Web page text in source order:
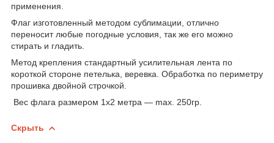
применения.
Флаг изготовленный методом сублимации, отлично
переносит любые погодные условия, так же его можно
стирать и гладить.
Метод крепления стандартный усилительная лента по
короткой стороне петелька, веревка. Обработка по периметру
прошивка двойной строчкой.
Вес флага размером 1х2 метра ― max. 250гр.
Скрыть